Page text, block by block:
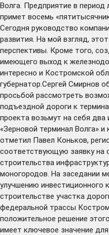
Волга. Предприятие в период
примет восемь
Сегодня руководство
развития. На мой взгляд,
перспективы. Кроме того,
имеющего выход к
интересно и Костромской
губернатор.Сергей Смирнов
просьбой рассмотреть
подъездной дороги к
проекта возьмут на себя два
«Зерновой терминал Волга»
отметил Павел Коньков,
соответствующую заявку на
строительства
моногородов. На заседании
улучшению инвестиционного
строительстве участка
федеральной трассы
положительное решение
имеет ключевое значение